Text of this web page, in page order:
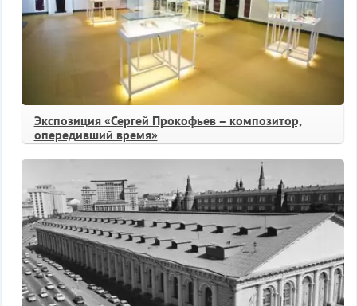
Экспозиция «Сергей Прокофьев – композитор,
опередивший время»